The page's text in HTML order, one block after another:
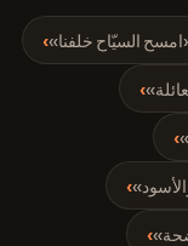
السيّاح خلفنا»›
›
›
›
›